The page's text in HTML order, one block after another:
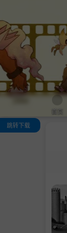
首页
跳转下载